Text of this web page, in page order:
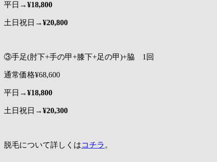
平日→¥18,800
土日祝日→¥20,800
③手足(肘下+手の甲+膝下+足の甲)+脇 1回
通常価格¥68,600
平日→¥18,800
土日祝日→¥20,300
脱毛について詳しくはコチラ。